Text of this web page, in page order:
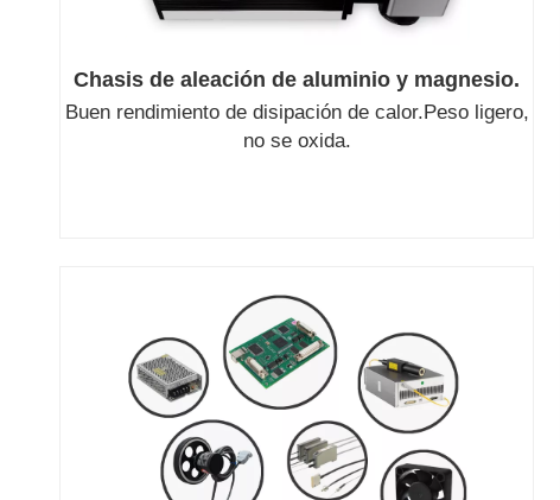
Chasis de aleación de aluminio y magnesio.
Buen rendimiento de disipación de calor.Peso ligero,
no se oxida.